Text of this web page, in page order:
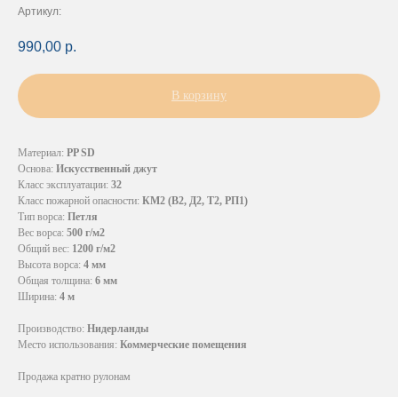
Артикул:
990,00 р.
В корзину
Материал: PP SD
Основа: Искусственный джут
Класс эксплуатации: 32
Класс пожарной опасности: КМ2 (В2, Д2, Т2, РП1)
Тип ворса: Петля
Вес ворса: 500 г/м2
Общий вес: 1200 г/м2
Высота ворса: 4 мм
Общая толщина: 6 мм
Ширина: 4 м
Производство: Нидерланды
Место использования: Коммерческие помещения
Продажа кратно рулонам